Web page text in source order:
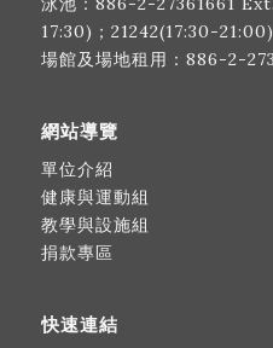
17:30)；21242(17:30-21:00)
場館及場地租用： 886-2-
網站導覽
單位介紹
健康與運動組
教學與設施組
捐款專區
快速連結